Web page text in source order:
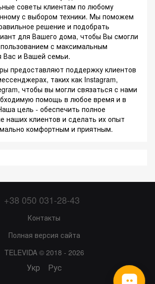
советы клиентам по любому
с выбором техники. Мы поможем
решение и подобрать
для Вашего дома, чтобы Вы смогли
с максимальным
Вас и Вашей семьи.
предоставляют поддержку клиентов
таких как Instagram,
чтобы вы могли связаться с нами
помощь в любое время и в
цель - обеспечить полное
наших клиентов и сделать их опыт
комфортным и приятным.
+38 050 031-28-43
Контакты
Полная версия сайта
TELEVIDA © 2018 - 2026
Укр Рус